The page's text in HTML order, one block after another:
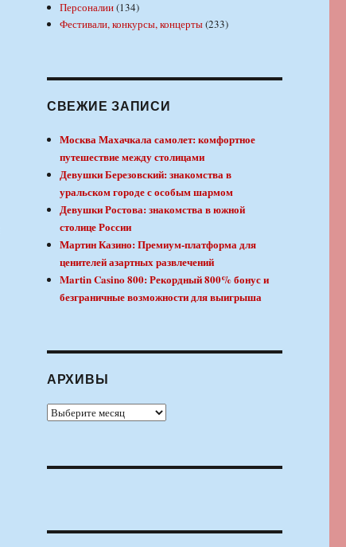
Персоналии(134)
Фестивали, конкурсы, концерты(233)
СВЕЖИЕ ЗАПИСИ
Москва Махачкала самолет: комфортное
путешествие между столицами
Девушки Березовский: знакомства в
уральском городе с особым шармом
Девушки Ростова: знакомства в южной
столице России
Мартин Казино: Премиум-платформа для
ценителей азартных развлечений
Martin Casino 800: Рекордный 800% бонус и
безграничные возможности для выигрыша
АРХИВЫ
Архивы